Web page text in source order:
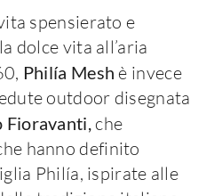
spensierato e
dolce vita all’aria
Philía Mesh è invece
outdoor disegnata
Fioravanti, che
hanno definito
Philía, ispirate alle